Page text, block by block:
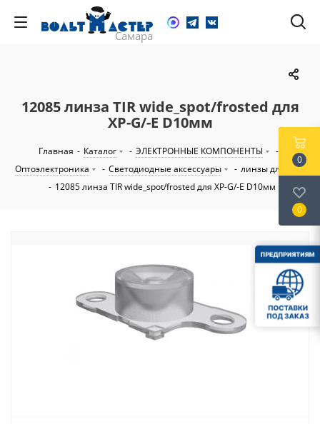
12085 линза TIR wide_spot/frosted для
XP-G/-E D10мм
Главная - Каталог - ЭЛЕКТРОННЫЕ КОМПОНЕНТЫ
-
Оптоэлектроника
- Светодиодные аксессуары - линзы для СИД
- 12085 линза TIR wide_spot/frosted для XP-G/-E D10мм
0
0